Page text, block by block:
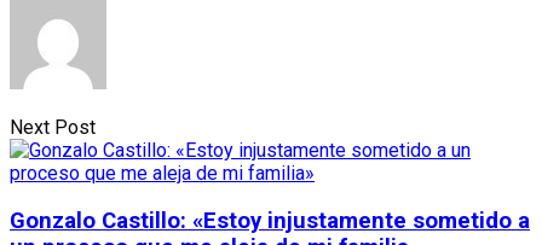
Next Post
Gonzalo Castillo: «Estoy injustamente sometido a